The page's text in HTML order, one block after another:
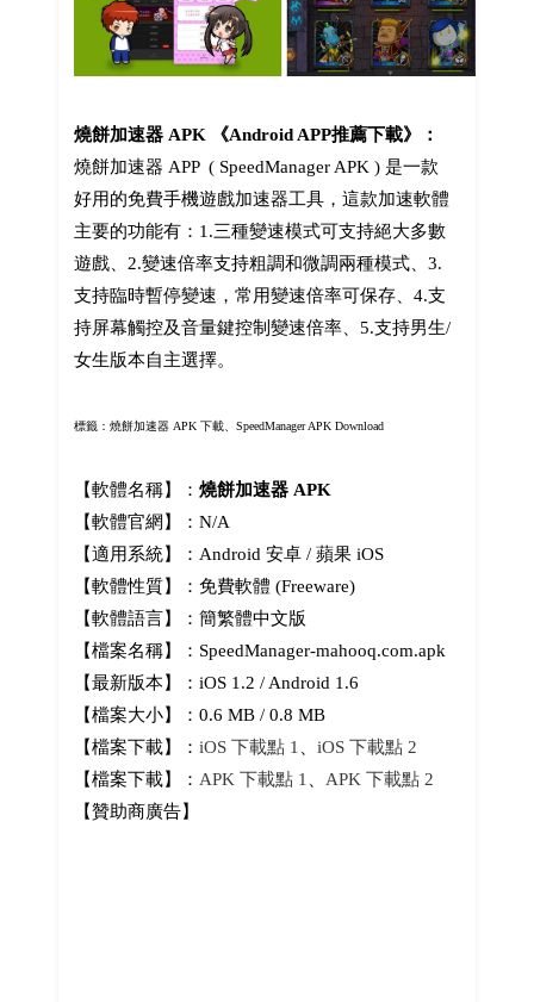
燒餅加速器 APK 《Android APP推薦下載》：
燒餅加速器 APP ( SpeedManager APK ) 是一款
好用的免費手機遊戲加速器工具，這款加速軟體
主要的功能有：1.三種變速模式可支持絕大多數
遊戲、2.變速倍率支持粗調和微調兩種模式、3.
支持臨時暫停變速，常用變速倍率可保存、4.支
持屏幕觸控及音量鍵控制變速倍率、5.支持男生/
女生版本自主選擇。
標籤：燒餅加速器 APK 下載、SpeedManager APK Download
【軟體名稱】： 燒餅加速器 APK
【軟體官網】：N/A
【適用系統】：Android 安卓 / 蘋果 iOS
【軟體性質】：免費軟體 (Freeware)
【軟體語言】：簡繁體中文版
【檔案名稱】：SpeedManager-mahooq.com.apk
【最新版本】：iOS 1.2 / Android 1.6
【檔案大小】：0.6 MB / 0.8 MB
【檔案下載】： iOS 下載點 1、 iOS 下載點 2
【檔案下載】： APK 下載點 1、 APK 下載點 2
【贊助商廣告】